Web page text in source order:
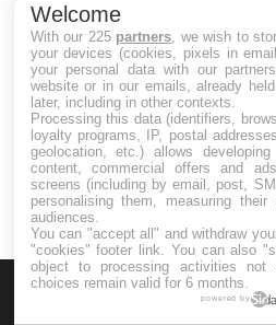
Maladie de
amyotrophique)
Welcome
With our 225 partners , we wish to
your devices (cookies, pixels in
your personal data with our
website or in our emails, already
later, including in other contexts.
Processing this data (identifiers,
loyalty programs, IP, postal
geolocation, etc.) allows
content, commercial offers and
screens (including by email, post,
personalising them, measuring
audiences.
You can "accept all" and withdraw
"cookies" footer link . You can also
object to processing activities not
choices remain valid for 6 months.
powered by